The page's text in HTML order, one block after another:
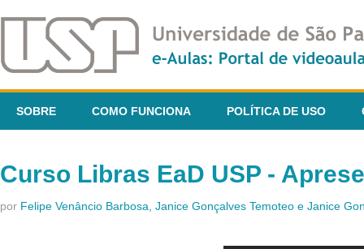
SOBRE COMO FUNCIONA POLÍTICA DE USO
Curso Libras EaD USP -
por Felipe Venâncio Barbosa, Janice Gonçalves Temoteo e Janice